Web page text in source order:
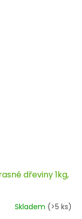
dřeviny 1kg,
Skladem (>5 ks)